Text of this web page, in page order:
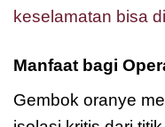
keselamatan bisa
Manfaat bagi
Gembok oranye